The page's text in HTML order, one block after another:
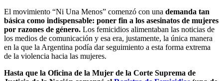
El movimiento “Ni Una Menos” comenzó con una demanda tan
básica como indispensable: poner fin a los asesinatos de mujeres
por razones de género. Los femicidios alimentaban las noticias de
los medios de comunicación y esa era, justamente, la única manera
en la que la Argentina podía dar seguimiento a esta forma extrema
de la violencia hacia las mujeres.
Hasta que la Oficina de la Mujer de la Corte Suprema de